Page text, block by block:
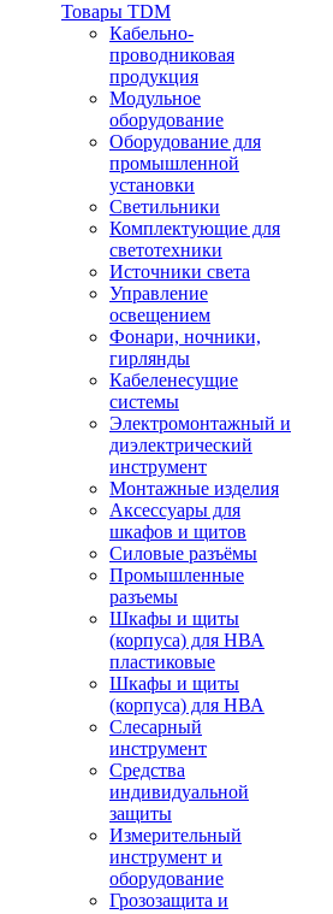
Товары TDM
Кабельно-
проводниковая
продукция
Модульное
оборудование
Оборудование для
промышленной
установки
Светильники
Комплектующие для
светотехники
Источники света
Управление
освещением
Фонари, ночники,
гирлянды
Кабеленесущие
системы
Электромонтажный и
диэлектрический
инструмент
Монтажные изделия
Аксессуары для
шкафов и щитов
Силовые разъёмы
Промышленные
разъемы
Шкафы и щиты
(корпуса) для НВА
пластиковые
Шкафы и щиты
(корпуса) для НВА
Слесарный
инструмент
Средства
индивидуальной
защиты
Измерительный
инструмент и
оборудование
Грозозащита и